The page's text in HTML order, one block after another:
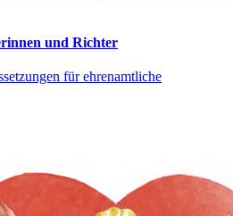
und Richter
für ehrenamtliche